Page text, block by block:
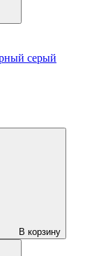
серый
В корзину